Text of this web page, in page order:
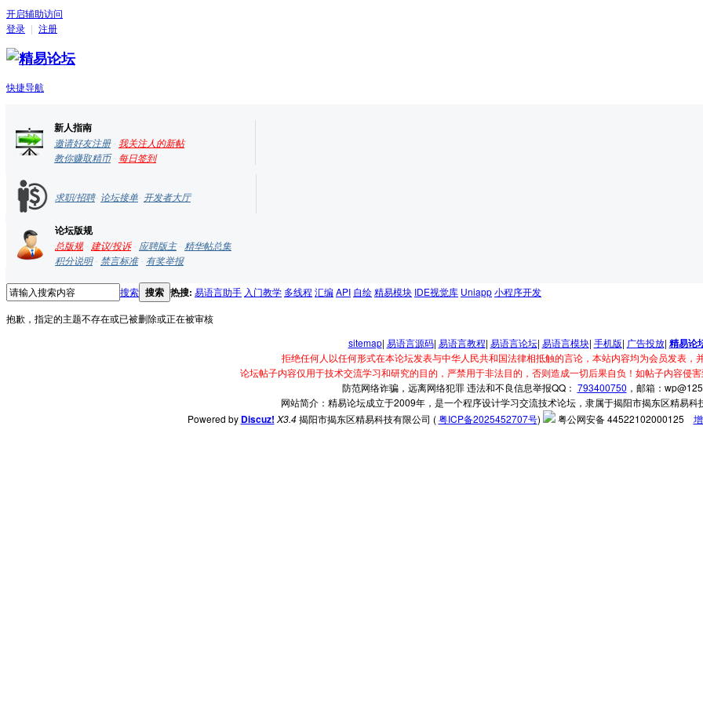
开启辅助访问
登录 | 注册
快捷导航
新人指南
邀请好友注册- 我关注人的新帖
教你赚取精币- 每日签到
求职/招聘- 论坛接单- 开发者大厅
论坛版规
总版规- 建议/投诉- 应聘版主- 精华帖总集
积分说明- 禁言标准- 有奖举报
搜索 搜索 热搜: 易语言助手 入门教学 多线程 汇编API 自绘精易模块 IDE视觉库 Uniapp小程序开发
抱歉，指定的主题不存在或已被删除或正在被审核
sitemap| 易语言源码| 易语言教程| 易语言论坛| 易语言模块| 手机版| 广告投放| 精易论
拒绝任何人以任何形式在本论坛发表与中华人民共和国法律相抵触的言论，本站内容均为会员发表，
论坛帖子内容仅用于技术交流学习和研究的目的，严禁用于非法目的，否则造成一切后果自负！如帖子内容侵
防范网络诈骗，远离网络犯罪 违法和不良信息举报QQ： 793400750 ，邮箱：
网站简介：精易论坛成立于2009年，是一个程序设计学习交流技术论坛，隶属于揭阳市揭东区精易科
Powered by Discuz! X3.4揭阳市揭东区精易科技有限公司 (粤ICP备2025452707号) 粤公网安备 44522102000125